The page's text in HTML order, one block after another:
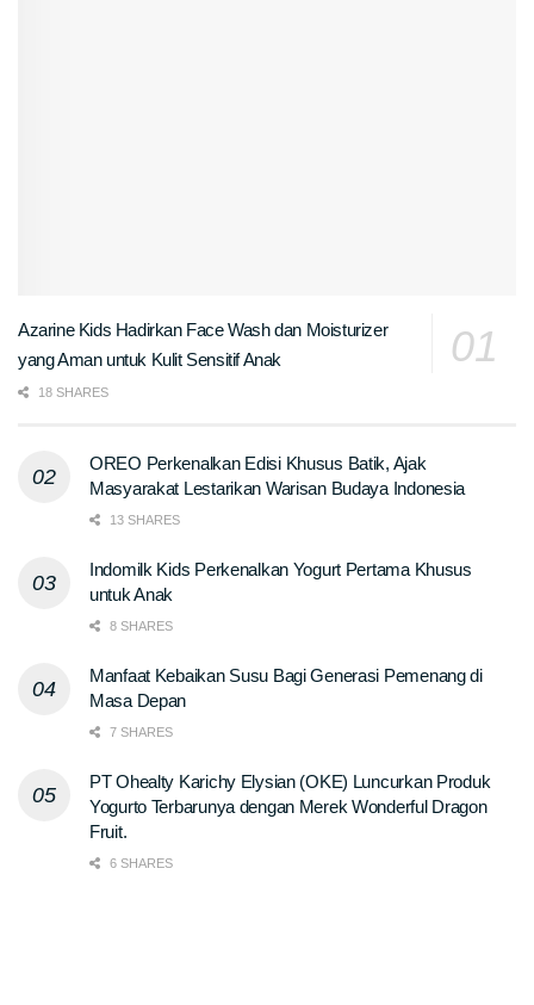
Azarine Kids Hadirkan Face Wash dan Moisturizer
yang Aman untuk Kulit Sensitif Anak
18 SHARES
OREO Perkenalkan Edisi Khusus Batik, Ajak
Masyarakat Lestarikan Warisan Budaya Indonesia
13 SHARES
Indomilk Kids Perkenalkan Yogurt Pertama Khusus
untuk Anak
8 SHARES
Manfaat Kebaikan Susu Bagi Generasi Pemenang di
Masa Depan
7 SHARES
PT Ohealty Karichy Elysian (OKE) Luncurkan Produk
Yogurto Terbarunya dengan Merek Wonderful Dragon
Fruit.
6 SHARES